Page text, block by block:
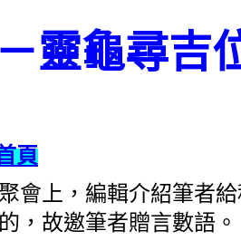
靈龜尋吉
頁
會上，編輯介紹筆者
，故邀筆者贈言數語。